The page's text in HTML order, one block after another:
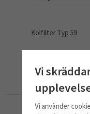
Kolfilter Typ 59
Info Köp
Vi
Vi använder